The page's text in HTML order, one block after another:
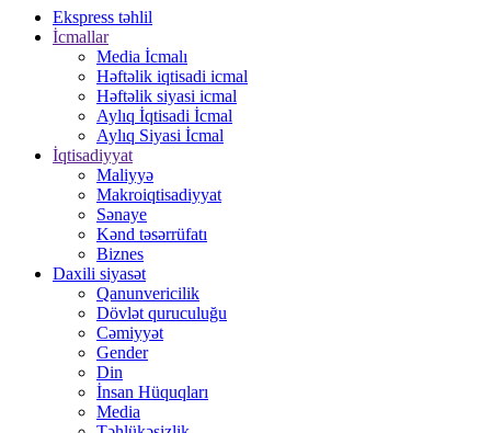
Ekspress təhlil
İcmallar
Media İcmalı
Həftəlik iqtisadi icmal
Həftəlik siyasi icmal
Aylıq İqtisadi İcmal
Aylıq Siyasi İcmal
İqtisadiyyat
Maliyyə
Makroiqtisadiyyat
Sənaye
Kənd təsərrüfatı
Biznes
Daxili siyasət
Qanunvericilik
Dövlət quruculuğu
Cəmiyyət
Gender
Din
İnsan Hüquqları
Media